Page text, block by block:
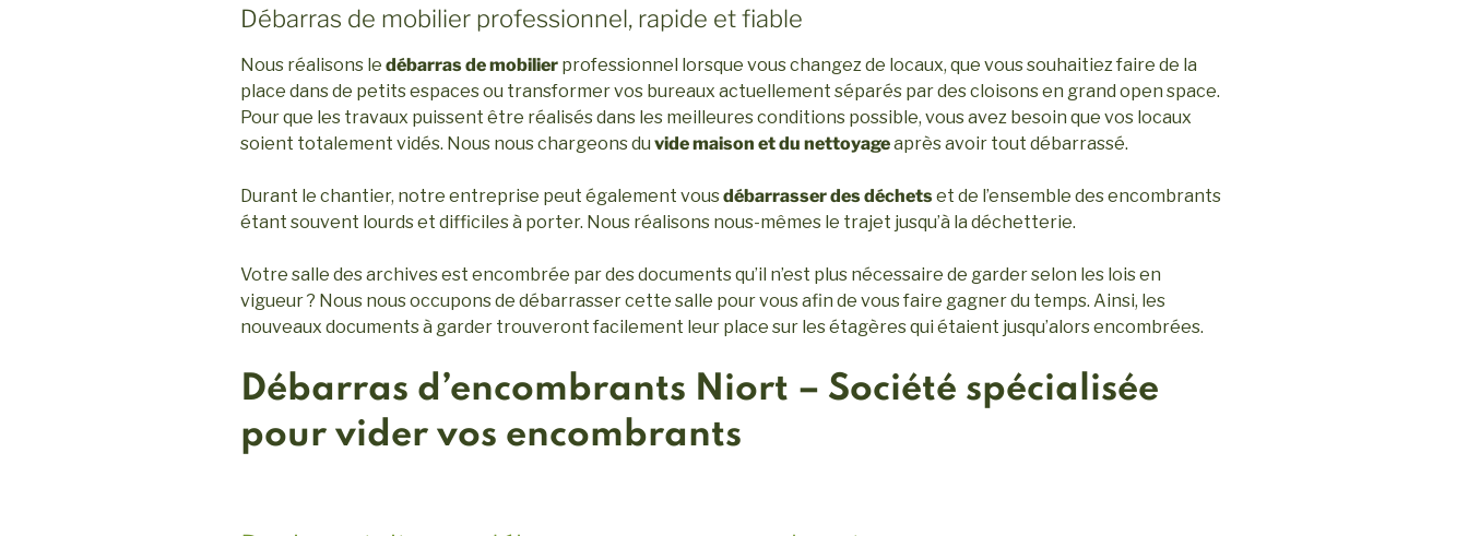
Débarras de mobilier professionnel, rapide et fiable
Nous réalisons le débarras de mobilier professionnel lorsque vous changez de locaux, que vous souhaitiez faire de la
place dans de petits espaces ou transformer vos bureaux actuellement séparés par des cloisons en grand open space.
Pour que les travaux puissent être réalisés dans les meilleures conditions possible, vous avez besoin que vos locaux
soient totalement vidés. Nous nous chargeons du vide maison et du nettoyageaprès avoir tout débarrassé.
Durant le chantier, notre entreprise peut également vousdébarrasser des déchetset de l’ensemble des encombrants
étant souvent lourds et difficiles à porter. Nous réalisons nous-mêmes le trajet jusqu’à la déchetterie.
Votre salle des archives est encombrée par des documents qu’il n’est plus nécessaire de garder selon les lois en
vigueur ? Nous nous occupons de débarrasser cette salle pour vous afin de vous faire gagner du temps. Ainsi, les
nouveaux documents à garder trouveront facilement leur place sur les étagères qui étaient jusqu’alors encombrées.
Débarras d’encombrants Niort – Société spécialisée
pour vider vos encombrants